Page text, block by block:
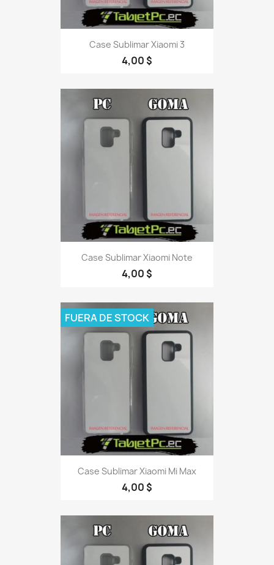
Case Sublimar Xiaomi 3
4,00 $
Case Sublimar Xiaomi Note
4,00 $
Case Sublimar Xiaomi Mi Max
4,00 $
FUERA DE STOCK